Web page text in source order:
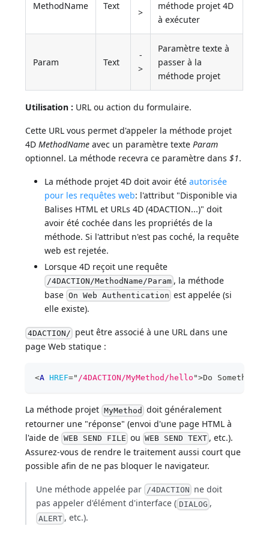
MethodName Text
>
méthode projet 4D
à exécuter
Param Text
-
>
Paramètre texte à
passer à la
méthode projet
Utilisation : URL ou action du formulaire.
Cette URL vous permet d'appeler la méthode projet
4DMethodName avec un paramètre texteParam
optionnel. La méthode recevra ce paramètre dans$1.
La méthode projet 4D doit avoir étéautorisée
pour les requêtes web: l'attribut "Disponible via
Balises HTML et URLs 4D (4DACTION...)" doit
avoir été cochée dans les propriétés de la
méthode. Si l'attribut n'est pas coché, la requête
web est rejetée.
Lorsque 4D reçoit une requête
/4DACTION/MethodName/Param , la méthode
base On Web Authentication est appelée (si
elle existe).
4DACTION/ peut être associé à une URL dans une
page Web statique :
<A HREF=" /4DACTION/MyMethod/hello ">Do Something
La méthode projet MyMethod doit généralement
retourner une "réponse" (envoi d'une page HTML à
l'aide de WEB SEND FILE ou WEB SEND TEXT , etc.).
Assurez-vous de rendre le traitement aussi court que
possible afin de ne pas bloquer le navigateur.
Une méthode appelée par /4DACTION ne doit
pas appeler d'élément d'interface ( DIALOG ,
ALERT , etc.).